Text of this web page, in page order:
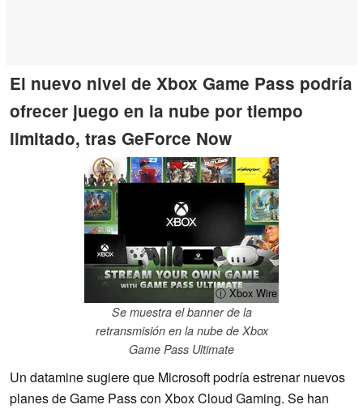
El nuevo nivel de Xbox Game Pass podría
ofrecer juego en la nube por tiempo
limitado, tras GeForce Now
ⓘ Xbox Wire
Se muestra el banner de la
retransmisión en la nube de Xbox
Game Pass Ultimate
Un datamine sugiere que Microsoft podría estrenar nuevos
planes de Game Pass con Xbox Cloud Gaming. Se han